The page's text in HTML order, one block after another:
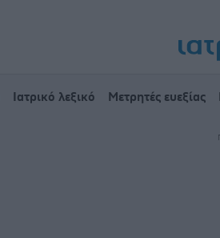
Ιατρικό λεξικό Μετρητές ευεξίας